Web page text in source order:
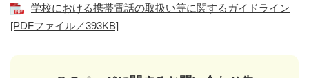
学校における携帯電話の取扱い等に関するガイドライン
[PDFファイル／393KB]